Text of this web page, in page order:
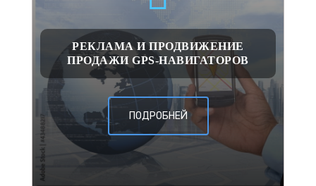
РЕКЛАМА И ПРОДВИЖЕНИЕ
ПРОДАЖИ GPS-НАВИГАТОРОВ
ПОДРОБНЕЙ